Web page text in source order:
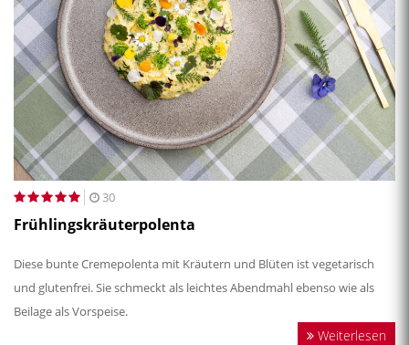
30
Frühlingskräuterpolenta
Diese bunte Cremepolenta mit Kräutern und Blüten ist vegetarisch
und glutenfrei. Sie schmeckt als leichtes Abendmahl ebenso wie als
Beilage als Vorspeise.
Weiterlesen